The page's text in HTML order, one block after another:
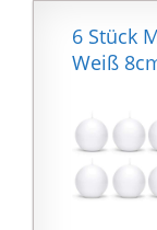
6 Stück
Weiß